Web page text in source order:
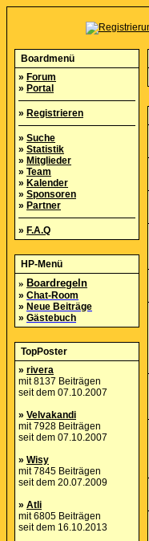
Boardmenü
» Forum
» Portal
» Registrieren
» Suche
» Statistik
» Mitglieder
» Team
» Kalender
» Sponsoren
» Partner
» F.A.Q
HP-Menü
» Boardregeln
» Chat-Room
» Neue Beiträge
» Gästebuch
TopPoster
» rivera
mit 8137 Beiträgen
seit dem 07.10.2007
» Velvakandi
mit 7928 Beiträgen
seit dem 07.10.2007
» Wisy
mit 7845 Beiträgen
seit dem 20.07.2009
» Atli
mit 6805 Beiträgen
seit dem 16.10.2013